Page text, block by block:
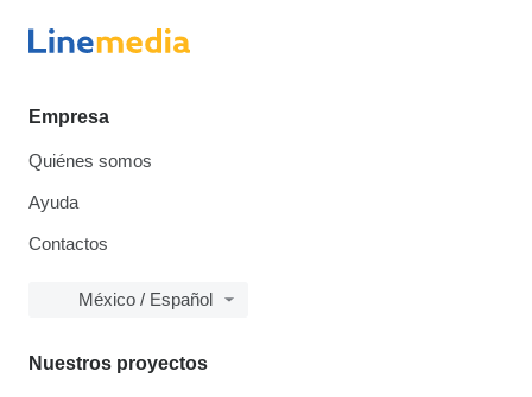
Empresa
Quiénes somos
Ayuda
Contactos
México / Español
Nuestros proyectos